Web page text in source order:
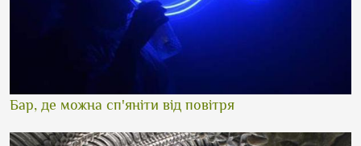
Бар, де можна сп'яніти від повітря